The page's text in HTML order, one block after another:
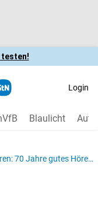
Login
Blaulicht Auto
70 Jahre gutes Hören